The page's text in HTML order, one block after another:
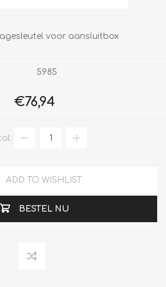
voor aansluitbox
5985
€76,94
ADD TO WISHLIST
BESTEL NU